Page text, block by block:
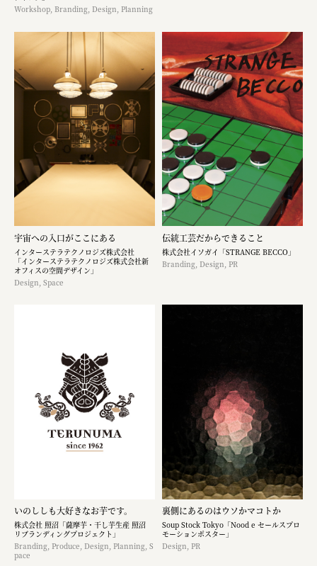
Workshop, Branding, Design, Planning
宇宙への入口がここにある
インターステラテクノロジズ株式会社
「インターステラテクノロジズ株式会社新
オフィスの空間デザイン」
Design, Space
伝統工芸だからできること
株式会社イソガイ「STRANGE BECCO」
Branding, Design, PR
いのししも大好きなお芋です。​
株式会社 照沼「薩摩芋・干し芋生産 照沼
リブランディングプロジェクト」
Branding, Produce, Design, Planning, S
pace
裏側にあるのはウソかマコトか
Soup Stock Tokyo「Nood e セールスプロ
モーションポスター」
Design, PR